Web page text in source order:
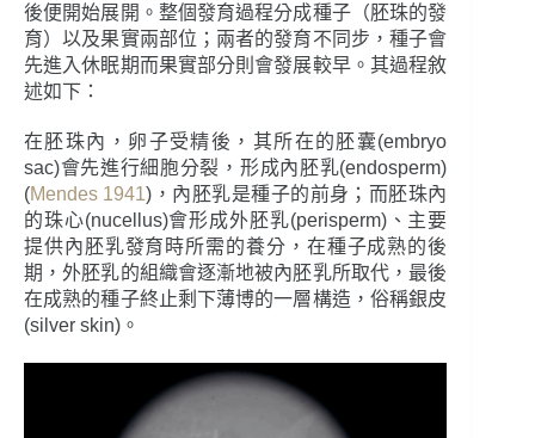
後便開始展開。整個發育過程分成種子（胚珠的發
育）以及果實兩部位；兩者的發育不同步，種子會
先進入休眠期而果實部分則會發展較早。其過程敘
述如下：
在胚珠內，卵子受精後，其所在的胚囊(embryo
sac)會先進行細胞分裂，形成內胚乳(endosperm)
(Mendes 1941)，內胚乳是種子的前身；而胚珠內
的珠心(nucellus)會形成外胚乳(perisperm)、主要
提供內胚乳發育時所需的養分，在種子成熟的後
期，外胚乳的組織會逐漸地被內胚乳所取代，最後
在成熟的種子終止剩下薄博的一層構造，俗稱銀皮
(silver skin)。